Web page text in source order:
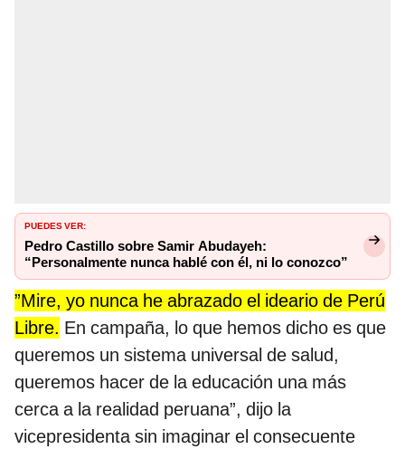
PUEDES VER:
Pedro Castillo sobre Samir Abudayeh:
“Personalmente nunca hablé con él, ni lo conozco”
”Mire, yo nunca he abrazado el ideario de Perú
Libre. En campaña, lo que hemos dicho es que
queremos un sistema universal de salud,
queremos hacer de la educación una más
cerca a la realidad peruana”, dijo la
vicepresidenta sin imaginar el consecuente